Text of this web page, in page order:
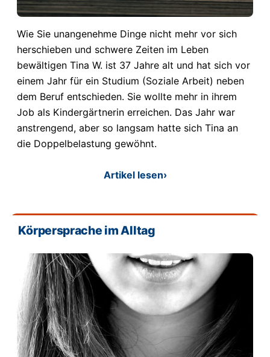
Wie Sie unangenehme Dinge nicht mehr vor sich
herschieben und schwere Zeiten im Leben
bewältigen Tina W. ist 37 Jahre alt und hat sich vor
einem Jahr für ein Studium (Soziale Arbeit) neben
dem Beruf entschieden. Sie wollte mehr in ihrem
Job als Kindergärtnerin erreichen. Das Jahr war
anstrengend, aber so langsam hatte sich Tina an
die Doppelbelastung gewöhnt.
Artikel lesen›
Körpersprache im Alltag